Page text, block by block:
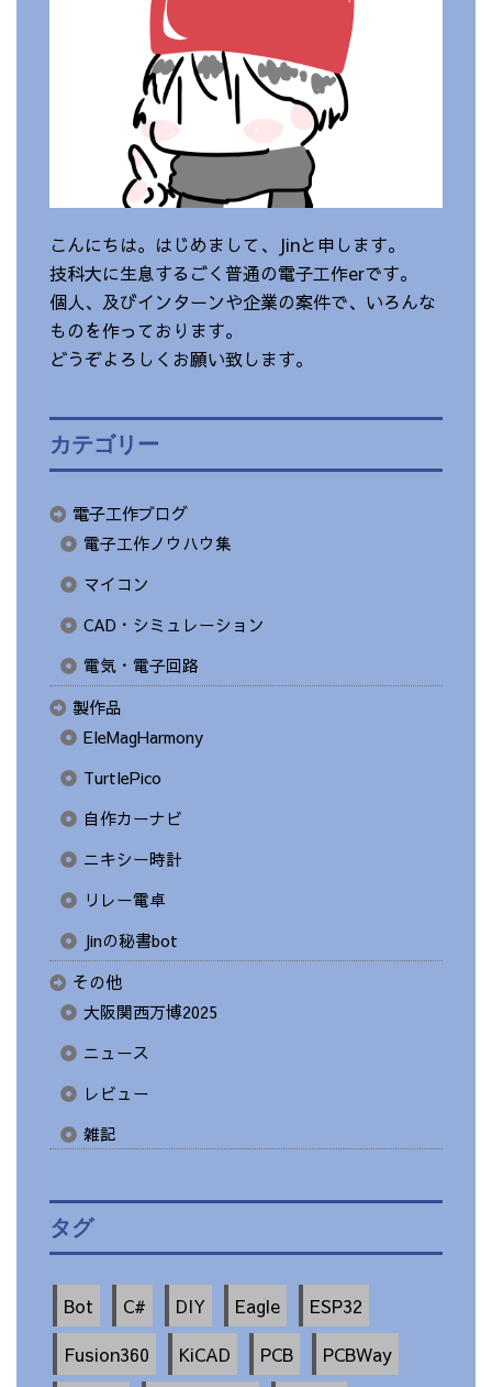
こんにちは。はじめまして、Jinと申します。
技科大に生息するごく普通の電子工作erです。
個人、及びインターンや企業の案件で、いろんな
ものを作っております。
どうぞよろしくお願い致します。
カテゴリー
電子工作ブログ
電子工作ノウハウ集
マイコン
CAD・シミュレーション
電気・電子回路
製作品
EleMagHarmony
TurtlePico
自作カーナビ
ニキシー時計
リレー電卓
Jinの秘書bot
その他
大阪関西万博2025
ニュース
レビュー
雑記
タグ
Bot C# DIY Eagle
ESP32
Fusion360
KiCAD PCB
PCBWay